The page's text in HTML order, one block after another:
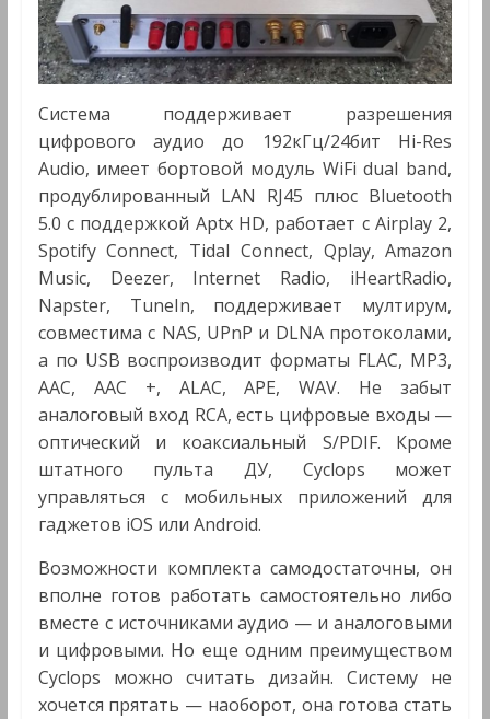
Система поддерживает разрешения
цифрового аудио до 192кГц/24бит Hi-Res
Audio, имеет бортовой модуль WiFi dual band,
продублированный LAN RJ45 плюс Bluetooth
5.0 с поддержкой Aptx HD, работает с Airplay 2,
Spotify Connect, Tidal Connect, Qplay, Amazon
Music, Deezer, Internet Radio, iHeartRadio,
Napster, TuneIn, поддерживает мултирум,
совместима с NAS, UPnP и DLNA протоколами,
а по USB воспроизводит форматы FLAC, MP3,
AAC, AAC +, ALAC, APE, WAV. Не забыт
аналоговый вход RCA, есть цифровые входы —
оптический и коаксиальный S/PDIF. Кроме
штатного пульта ДУ, Cyclops может
управляться с мобильных приложений для
гаджетов iOS или Android.
Возможности комплекта самодостаточны, он
вполне готов работать самостоятельно либо
вместе с источниками аудио — и аналоговыми
и цифровыми. Но еще одним преимуществом
Cyclops можно считать дизайн. Систему не
хочется прятать — наоборот, она готова стать